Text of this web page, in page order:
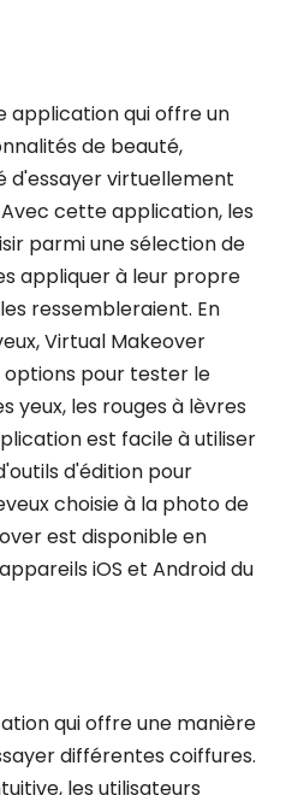
application qui offre un
de beauté,
d'essayer virtuellement
cette application, les
parmi une sélection de
appliquer à leur propre
ressembleraient. En
Virtual Makeover
pour tester le
yeux, les rouges à lèvres
est facile à utiliser
d'édition pour
choisie à la photo de
est disponible en
iOS et Android du
qui offre une manière
différentes coiffures.
les utilisateurs